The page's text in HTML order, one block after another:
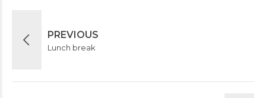
PREVIOUS
Lunch break